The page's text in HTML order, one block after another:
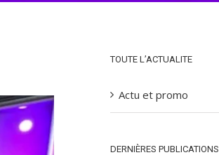
TOUTE L’ACTUALITE
Actu et promo
DERNIÈRES PUBLICATIONS